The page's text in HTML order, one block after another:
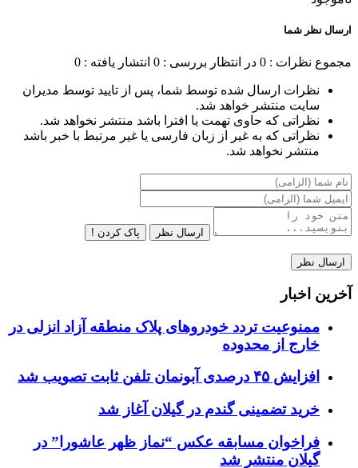
ارسال نظر شما
مجموع نظرات : 0 در انتظار بررسی : 0 انتشار یافته : 0
نظرات ارسال شده توسط شما، پس از تایید توسط مدیران
سایت منتشر خواهد شد.
نظراتی که حاوی تهمت یا افترا باشد منتشر نخواهد شد.
نظراتی که به غیر از زبان فارسی یا غیر مرتبط با خبر باشد
منتشر نخواهد شد.
ارسال نظر پاک کردن !
آخرین اخبار
ممنوعیت تردد خودروهای پلاک منطقه آزاد انزلی در
خارج از محدوده
افزایش ۴۵ درصدی آبونمان تلفن ثابت تصویب شد
خرید تضمینی گندم در گیلان آغاز شد
فراخوان مسابقه عکس “نماز ظهر عاشورا” در
گیلان منتشر شد